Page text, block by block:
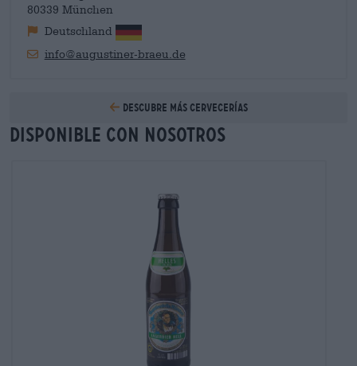
80339 München
Deutschland
info@augustiner-braeu.de
Descubre más cervecerías
Disponible con nosotros